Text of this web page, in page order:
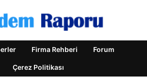
Firma Rehberi Forum
Çerez Politikası